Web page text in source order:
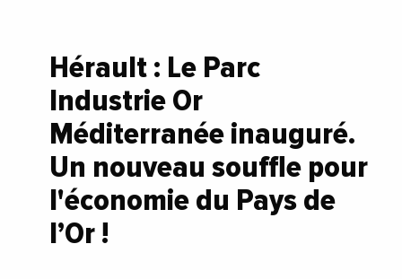
Hérault : Le Parc
Industrie Or
Méditerranée inauguré.
Un nouveau souffle pour
l'économie du Pays de
l’Or !